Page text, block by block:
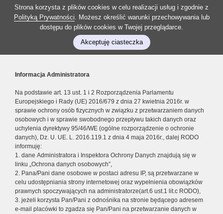
Strona korzysta z plików cookies w celu realizacji usług i zgodnie z
Polityką Prywatności. Możesz określić warunki przechowywania lub
dostępu do plików cookies w Twojej przeglądarce.
Akceptuję ciasteczka
Informacja Administratora
Na podstawie art. 13 ust. 1 i 2 Rozporządzenia Parlamentu
Europejskiego i Rady (UE) 2016/679 z dnia 27 kwietnia 2016r. w
sprawie ochrony osób fizycznych w związku z przetwarzaniem danych
osobowych i w sprawie swobodnego przepływu takich danych oraz
uchylenia dyrektywy 95/46/WE (ogólne rozporządzenie o ochronie
danych), Dz. U. UE. L. 2016.119.1 z dnia 4 maja 2016r., dalej RODO
informuję:
1. dane Administratora i Inspektora Ochrony Danych znajdują się w
linku „Ochrona danych osobowych”,
2. Pana/Pani dane osobowe w postaci adresu IP, są przetwarzane w
celu udostępniania strony internetowej oraz wypełnienia obowiązków
prawnych spoczywających na administratorze(art.6 ust.1 lit.c RODO),
3. jeżeli korzysta Pan/Pani z odnośnika na stronie będącego adresem
e-mail placówki to zgadza się Pan/Pani na przetwarzanie danych w